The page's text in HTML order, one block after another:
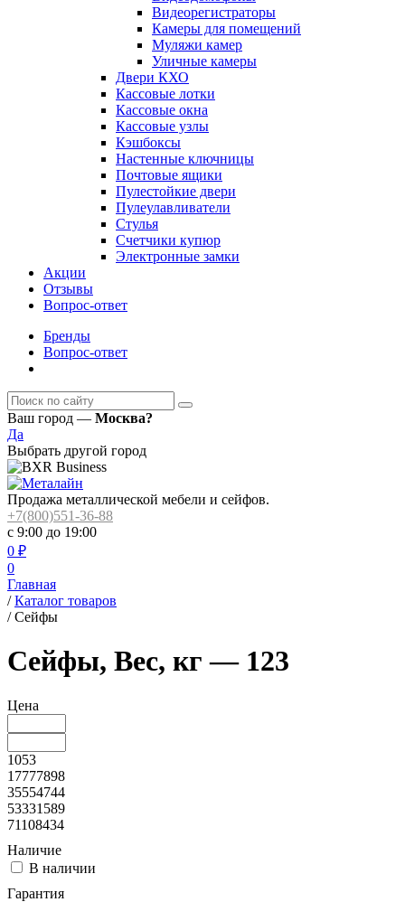
Видеорегистраторы
Камеры для помещений
Муляжи камер
Уличные камеры
Двери КХО
Кассовые лотки
Кассовые окна
Кассовые узлы
Кэшбоксы
Настенные ключницы
Почтовые ящики
Пулестойкие двери
Пулеулавливатели
Стулья
Счетчики купюр
Электронные замки
Акции
Отзывы
Вопрос-ответ
Бренды
Вопрос-ответ
Ваш город — Москва?
Да
Выбрать другой город
Продажа металлической мебели и сейфов.
+7(800)551-36-88
с 9:00 до 19:00
0 ₽
0
Главная
/ Каталог товаров
/ Сейфы
Сейфы, Вес, кг — 123
Цена
1053
17777898
35554744
53331589
71108434
Наличие
В наличии
Гарантия